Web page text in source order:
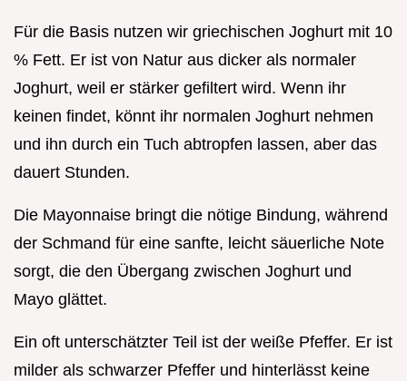
Für die Basis nutzen wir griechischen Joghurt mit 10
% Fett. Er ist von Natur aus dicker als normaler
Joghurt, weil er stärker gefiltert wird. Wenn ihr
keinen findet, könnt ihr normalen Joghurt nehmen
und ihn durch ein Tuch abtropfen lassen, aber das
dauert Stunden.
Die Mayonnaise bringt die nötige Bindung, während
der Schmand für eine sanfte, leicht säuerliche Note
sorgt, die den Übergang zwischen Joghurt und
Mayo glättet.
Ein oft unterschätzter Teil ist der weiße Pfeffer. Er ist
milder als schwarzer Pfeffer und hinterlässt keine